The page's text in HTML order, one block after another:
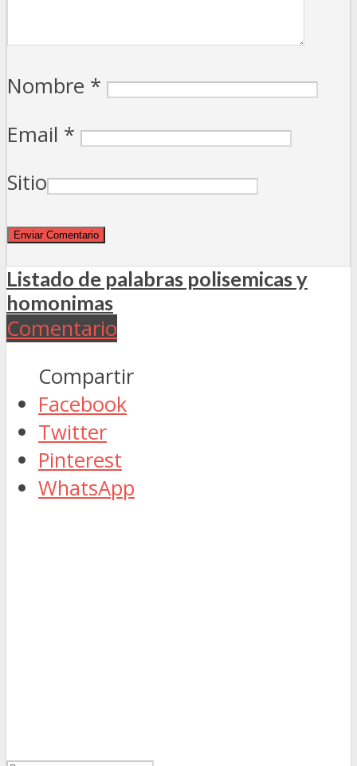
Nombre *
Email *
Sitio
Listado de palabras polisemicas y
homonimas
Comentario
Compartir
Facebook
Twitter
Pinterest
WhatsApp